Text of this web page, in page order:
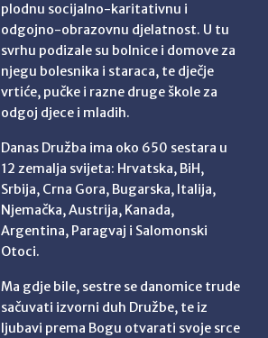
plodnu socijalno-karitativnu i
odgojno-obrazovnu djelatnost. U tu
svrhu podizale su bolnice i domove za
njegu bolesnika i staraca, te dječje
vrtiće, pučke i razne druge škole za
odgoj djece i mladih.
Danas Družba ima oko 650 sestara u
12 zemalja svijeta: Hrvatska, BiH,
Srbija, Crna Gora, Bugarska, Italija,
Njemačka, Austrija, Kanada,
Argentina, Paragvaj i Salomonski
Otoci.
Ma gdje bile, sestre se danomice trude
sačuvati izvorni duh Družbe, te iz
ljubavi prema Bogu otvarati svoje srce